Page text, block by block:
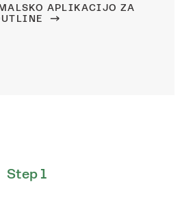
APLIKACIJO ZA
Step 1